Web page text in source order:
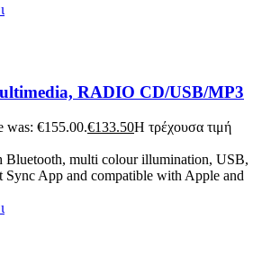
RADIO CD/USB/MP3
was: €155.00.€133.50Η τρέχουσα τιμή
multi colour illumination, USB,
Sync App and compatible with Apple and